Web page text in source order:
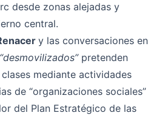
desde zonas alejadas y
central.
y las conversaciones en
“desmovilizados” pretenden
mediante actividades
de “organizaciones sociales”
del Plan Estratégico de las